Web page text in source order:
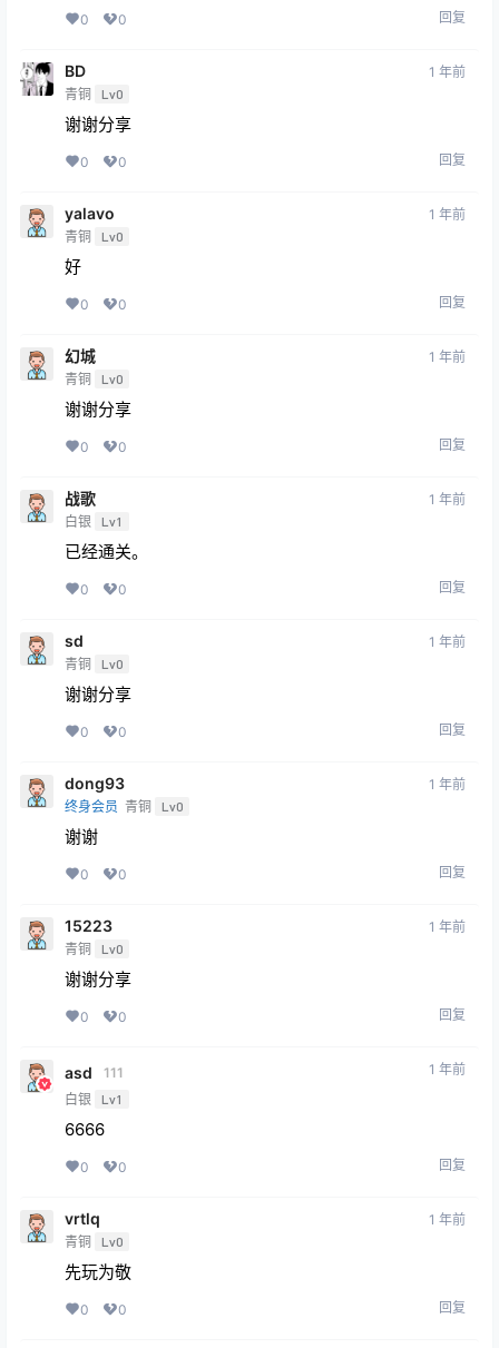
0 0 回复
BD
青铜 Lv0
1 年前
谢谢分享
0 0 回复
yalavo
青铜 Lv0
1 年前
好
0 0 回复
幻城
青铜 Lv0
1 年前
谢谢分享
0 0 回复
战歌
白银 Lv1
1 年前
已经通关。
0 0 回复
sd
青铜 Lv0
1 年前
谢谢分享
0 0 回复
dong93
终身会员 青铜 Lv0
1 年前
谢谢
0 0 回复
15223
青铜 Lv0
1 年前
谢谢分享
0 0 回复
asd
111
白银
Lv1
1 年前
6666
0 0 回复
vrtlq
青铜 Lv0
1 年前
先玩为敬
0 0 回复